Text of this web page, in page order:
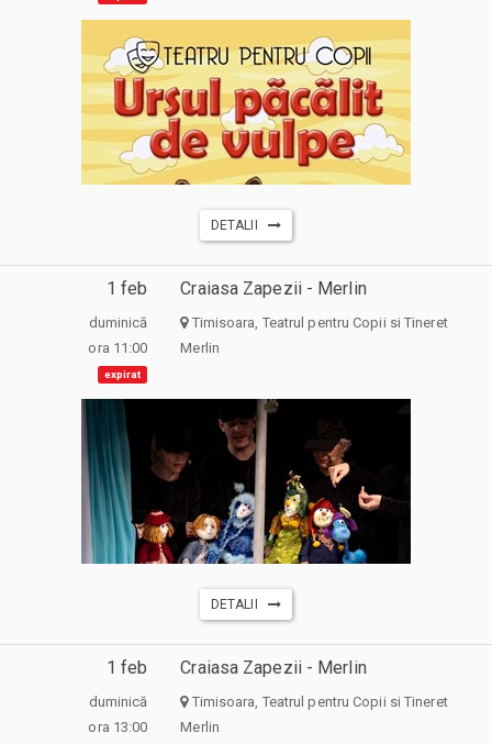
DETALII
1 feb
duminică
ora 11:00
expirat
Craiasa Zapezii - Merlin
Timisoara, Teatrul pentru Copii si Tineret
Merlin
DETALII
1 feb
duminică
ora 13:00
Craiasa Zapezii - Merlin
Timisoara, Teatrul pentru Copii si Tineret
Merlin